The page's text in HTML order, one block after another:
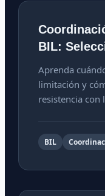
BIL:
Aprenda
limitación y
resistencia con
BIL